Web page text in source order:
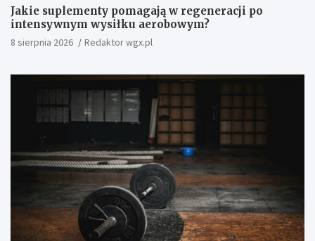
Jakie suplementy pomagają w regeneracji po
intensywnym wysiłku aerobowym?
8 sierpnia 2026 Redaktor wgx.pl